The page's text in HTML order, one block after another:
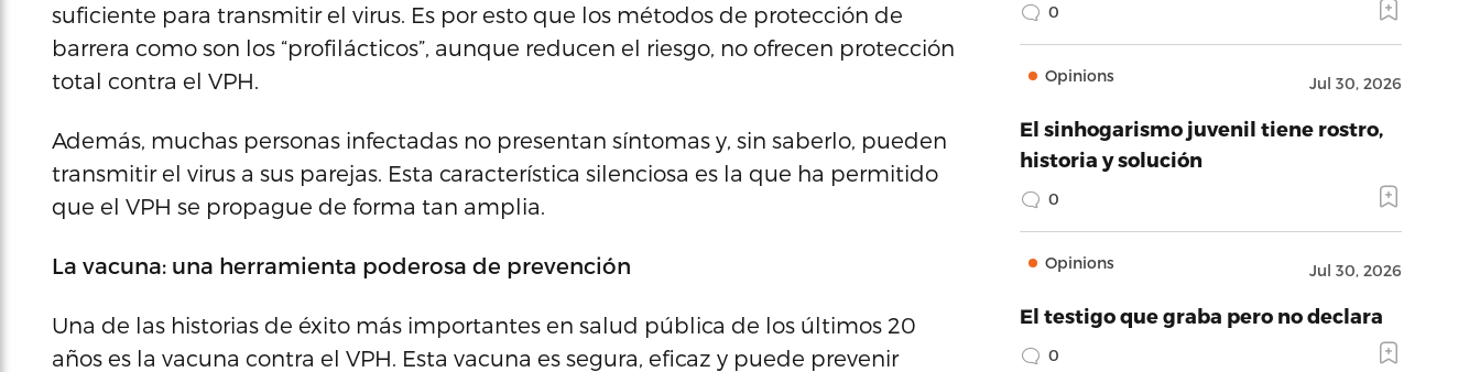
suficiente para transmitir el virus. Es por esto que los métodos de protección de
barrera como son los “profilácticos”, aunque reducen el riesgo, no ofrecen protección
total contra el VPH.
Además, muchas personas infectadas no presentan síntomas y, sin saberlo, pueden
transmitir el virus a sus parejas. Esta característica silenciosa es la que ha permitido
que el VPH se propague de forma tan amplia.
La vacuna: una herramienta poderosa de prevención
Una de las historias de éxito más importantes en salud pública de los últimos 20
años es la vacuna contra el VPH. Esta vacuna es segura, eficaz y puede prevenir
0
Opinions Jul 30, 2026
El sinhogarismo juvenil tiene rostro,
historia y solución
0
Opinions Jul 30, 2026
El testigo que graba pero no declara
0